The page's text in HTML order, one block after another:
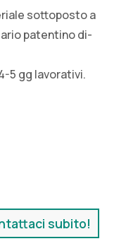
sottoposto a
patentino di-
5 gg lavorativi.
subito!